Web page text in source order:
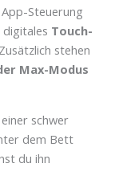
Steuerung
Touch-
stehen
Max-Modus
schwer
dem Bett
du ihn